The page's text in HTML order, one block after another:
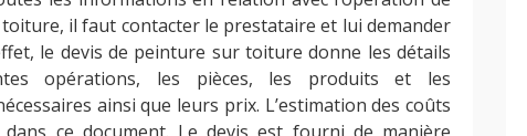
il faut contacter le prestataire et lui demander
le devis de peinture sur toiture donne les détails
opérations, les pièces, les produits et les
ainsi que leurs prix. L’estimation des coûts